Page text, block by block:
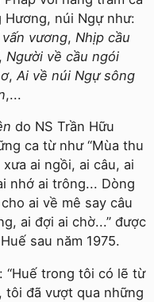
núi Ngự như:
vấn vương, Nhịp cầu
Người về cầu ngói
, Ai về núi Ngự sông
,...
do NS Trần Hữu
ca từ như “Mùa thu
ai ngồi, ai câu, ai
nhớ ai trông... Dòng
ai về mê say câu
ai đợi ai chờ...” được
sau năm 1975.
“Huế trong tôi có lẽ từ
tôi đã vượt qua những